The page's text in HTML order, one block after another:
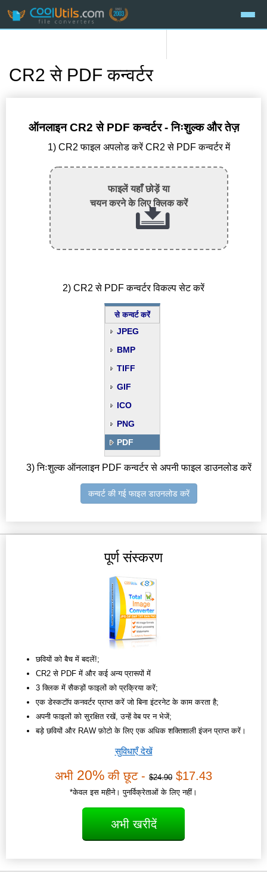
CR2 से PDF कन्वर्टर
ऑनलाइन CR2 से PDF कन्वर्टर - निःशुल्क और तेज़
1) CR2 फाइल अपलोड करें CR2 से PDF कन्वर्टर में
फाइलें यहाँ छोड़ें या
चयन करने के लिए क्लिक करें
2) CR2 से PDF कन्वर्टर विकल्प सेट करें
से कन्वर्ट करें
JPEG
BMP
TIFF
GIF
ICO
PNG
PDF
3) निःशुल्क ऑनलाइन PDF कन्वर्टर से अपनी फाइल डाउनलोड करें
कन्वर्ट की गई फाइल डाउनलोड करें
पूर्ण संस्करण
छवियों को बैच में बदलें!;
CR2 से PDF में और कई अन्य प्रारूपों में
3 क्लिक में सैकड़ों फाइलों को प्रक्रिया करें;
एक डेस्कटॉप कनवर्टर प्राप्त करें जो बिना इंटरनेट के काम करता है;
अपनी फाइलों को सुरक्षित रखें, उन्हें वेब पर न भेजें;
बड़े छवियों और RAW फ़ोटो के लिए एक अधिक शक्तिशाली इंजन प्राप्त करें।
सुविधाएँ देखें
अभी 20% की छूट - $24.90 $17.43
*केवल इस महीने। पुनर्विक्रेताओं के लिए नहीं।
अभी खरीदें